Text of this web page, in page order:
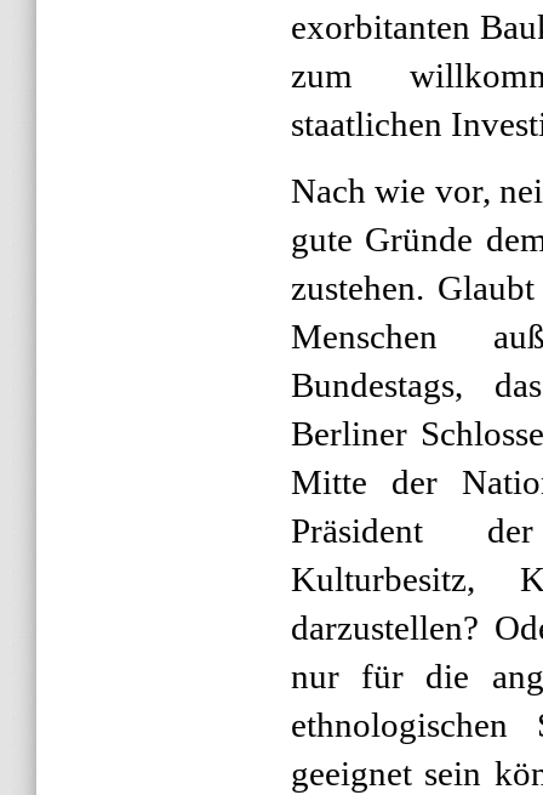
exorbitanten
zum
staatlichen
Nach wie vor,
gute Gründe
zustehen.
Menschen
Bundestags,
Berliner
Mitte der
Präsident
Kulturbesitz,
darzustellen?
nur für die
ethnologischen
geeignet sein